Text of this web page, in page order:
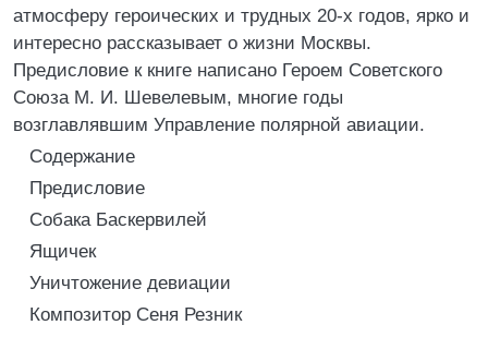
атмосферу героических и трудных 20-х годов, ярко и
интересно рассказывает о жизни Москвы.
Предисловие к книге написано Героем Советского
Союза М. И. Шевелевым, многие годы
возглавлявшим Управление полярной авиации.
Содержание
Предисловие
Собака Баскервилей
Ящичек
Уничтожение девиации
Композитор Сеня Резник